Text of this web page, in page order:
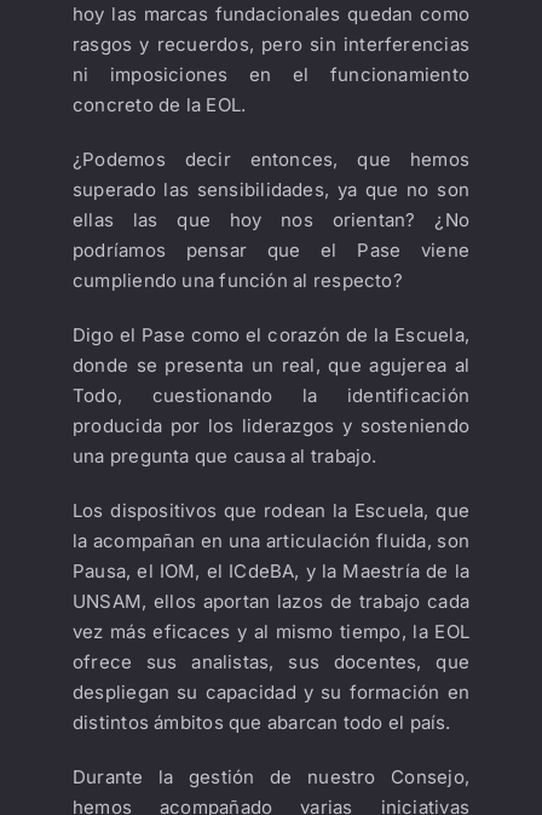
hoy las marcas fundacionales quedan como
rasgos y recuerdos, pero sin interferencias
ni imposiciones en el funcionamiento
concreto de la EOL.
¿Podemos decir entonces, que hemos
superado las sensibilidades, ya que no son
ellas las que hoy nos orientan? ¿No
podríamos pensar que el Pase viene
cumpliendo una función al respecto?
Digo el Pase como el corazón de la Escuela,
donde se presenta un real, que agujerea al
Todo, cuestionando la identificación
producida por los liderazgos y sosteniendo
una pregunta que causa al trabajo.
Los dispositivos que rodean la Escuela, que
la acompañan en una articulación fluida, son
Pausa, el IOM, el ICdeBA, y la Maestría de la
UNSAM, ellos aportan lazos de trabajo cada
vez más eficaces y al mismo tiempo, la EOL
ofrece sus analistas, sus docentes, que
despliegan su capacidad y su formación en
distintos ámbitos que abarcan todo el país.
Durante la gestión de nuestro Consejo,
hemos acompañado varias iniciativas